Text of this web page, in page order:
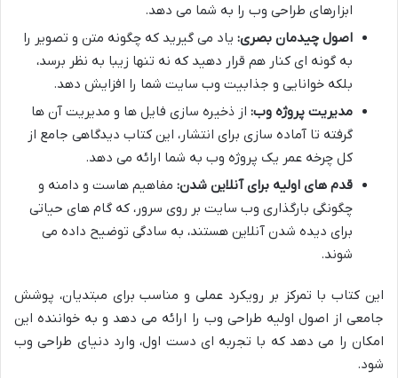
ابزارهای طراحی وب را به شما می دهد.
اصول چیدمان بصری: یاد می گیرید که چگونه متن و تصویر را
به گونه ای کنار هم قرار دهید که نه تنها زیبا به نظر برسد،
بلکه خوانایی و جذابیت وب سایت شما را افزایش دهد.
مدیریت پروژه وب: از ذخیره سازی فایل ها و مدیریت آن ها
گرفته تا آماده سازی برای انتشار، این کتاب دیدگاهی جامع از
کل چرخه عمر یک پروژه وب به شما ارائه می دهد.
قدم های اولیه برای آنلاین شدن: مفاهیم هاست و دامنه و
چگونگی بارگذاری وب سایت بر روی سرور، که گام های حیاتی
برای دیده شدن آنلاین هستند، به سادگی توضیح داده می
شوند.
این کتاب با تمرکز بر رویکرد عملی و مناسب برای مبتدیان، پوشش
جامعی از اصول اولیه طراحی وب را ارائه می دهد و به خواننده این
امکان را می دهد که با تجربه ای دست اول، وارد دنیای طراحی وب
شود.